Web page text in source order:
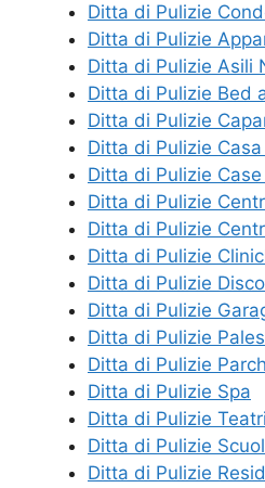
Ditta di Pulizie
Ditta di Pulizie
Ditta di Pulizie Asili
Ditta di Pulizie Bed
Ditta di Pulizie
Ditta di Pulizie
Ditta di Pulizie
Ditta di Pulizie
Ditta di Pulizie
Ditta di Pulizie
Ditta di Pulizie
Ditta di Pulizie
Ditta di Pulizie
Ditta di Pulizie
Ditta di Pulizie Spa
Ditta di Pulizie Teatri
Ditta di Pulizie
Ditta di Pulizie